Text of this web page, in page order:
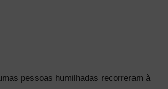
pessoas humilhadas recorreram à